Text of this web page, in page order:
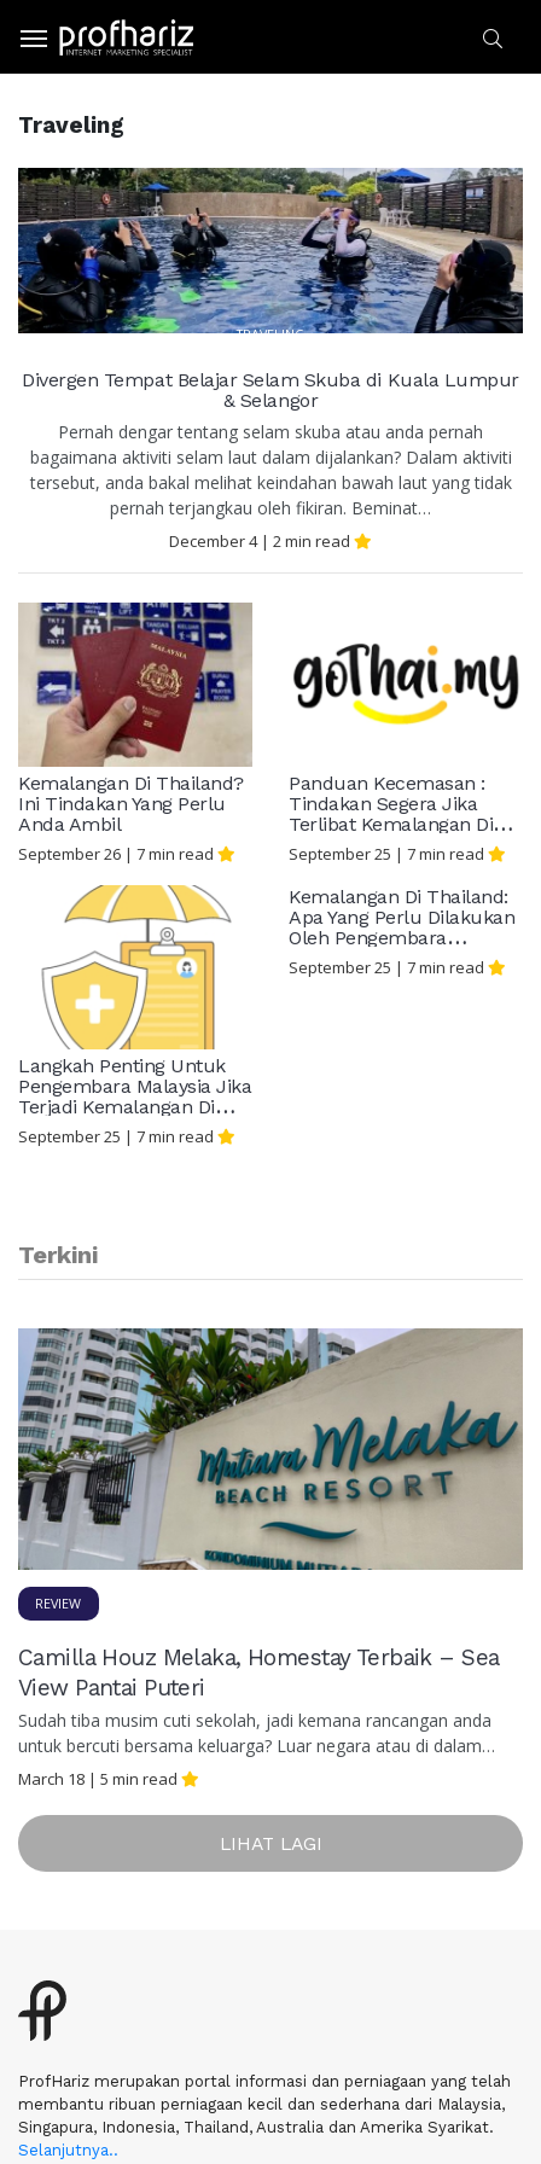
Traveling
TRAVELING
Divergen Tempat Belajar Selam Skuba di Kuala Lumpur
& Selangor
Pernah dengar tentang selam skuba atau anda pernah
bagaimana aktiviti selam laut dalam dijalankan? Dalam aktiviti
tersebut, anda bakal melihat keindahan bawah laut yang tidak
pernah terjangkau oleh fikiran. Beminat…
December 4| 2min read
Kemalangan Di Thailand?
Ini Tindakan Yang Perlu
Anda Ambil
September 26 | 7min read
Langkah Penting Untuk
Pengembara Malaysia Jika
Terjadi Kemalangan Di
Negara Thailand
September 25 | 7min read
Panduan Kecemasan :
Tindakan Segera Jika
Terlibat Kemalangan Di
Thailand
September 25 | 7min read
Kemalangan Di Thailand:
Apa Yang Perlu Dilakukan
Oleh Pengembara
Malaysia?
September 25 | 7min read
Terkini
REVIEW
Camilla Houz Melaka, Homestay Terbaik – Sea
View Pantai Puteri
Sudah tiba musim cuti sekolah, jadi kemana rancangan anda
untuk bercuti bersama keluarga? Luar negara atau di dalam
negara? Untuk menjimatkan kos dan menyokong sistem
ekonomi Negara Malaysia, anda boleh…
March 18 | 5 min read
LIHAT LAGI
ProfHariz merupakan portal informasi dan perniagaan yang telah
membantu ribuan perniagaan kecil dan sederhana dari Malaysia,
Singapura, Indonesia, Thailand, Australia dan Amerika Syarikat.
Selanjutnya..